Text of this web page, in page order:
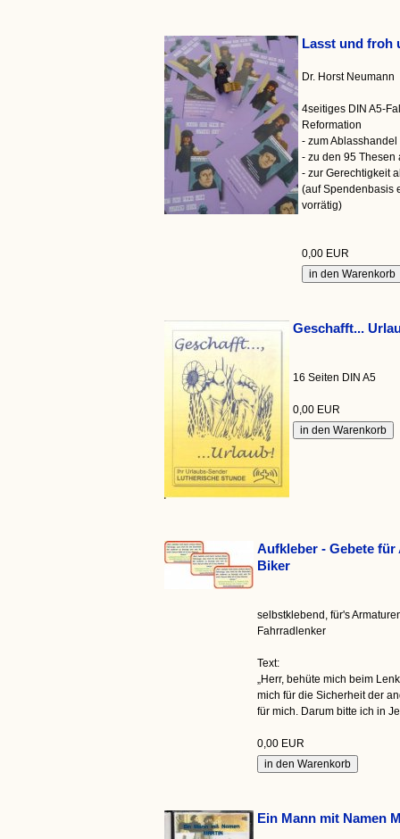
Lasst und froh
Dr. Horst Neumann
4seitiges DIN A5-
Reformation
- zum
- zu den 95 Thesen
- zur Gerechtigkeit
(auf Spendenbasis
vorrätig)
0,00 EUR
Geschafft...
16 Seiten DIN A5
0,00 EUR
Aufkleber - Gebete
Biker
selbstklebend, für's
Fahrradlenker
Text:
„Herr, behüte mich beim
mich für die Sicherheit der
für mich. Darum bitte ich in
0,00 EUR
Ein Mann mit Namen